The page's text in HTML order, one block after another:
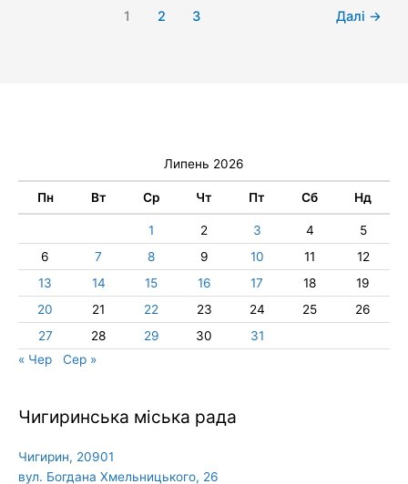
1 2 3 Далі →
Липень 2026
Пн Вт Ср Чт Пт Сб Нд
1 2 3 4
5
6
7 8 9 10 11
12
13
14 15 16 17 18
19
20
21 22 23 24 25
26
27
28 29 30
31
« Чер
Сер »
Чигиринська міська рада
Чигирин, 20901
вул. Богдана Хмельницького, 26